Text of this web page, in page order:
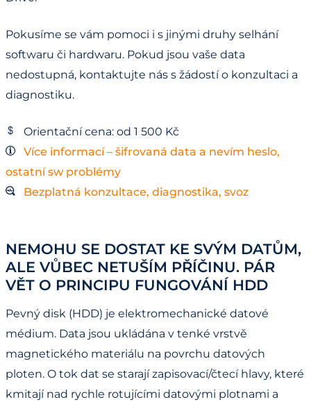
Pokusíme se vám pomoci i s jinými druhy selhání
softwaru či hardwaru. Pokud jsou vaše data
nedostupná, kontaktujte nás s žádostí o konzultaci a
diagnostiku.
Orientační cena: od 1 500 Kč
Více informací – šifrovaná data a nevím heslo,
ostatní sw problémy
Bezplatná konzultace, diagnostika, svoz
NEMOHU SE DOSTAT KE SVÝM DATŮM,
ALE VŮBEC NETUŠÍM PŘÍČINU. PÁR
VĚT O PRINCIPU FUNGOVÁNÍ HDD
Pevný disk (HDD) je elektromechanické datové
médium. Data jsou ukládána v tenké vrstvě
magnetického materiálu na povrchu datových
ploten. O tok dat se starají zapisovací/čtecí hlavy, které
kmitají nad rychle rotujícími datovými plotnami a